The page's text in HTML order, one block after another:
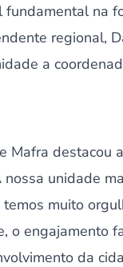
na
regional,
a
Mafra
unidade
muito
o engajamento
da